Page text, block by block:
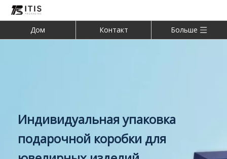
Дом Контакт Больше
Индивидуальная упаковка
подарочной коробки для